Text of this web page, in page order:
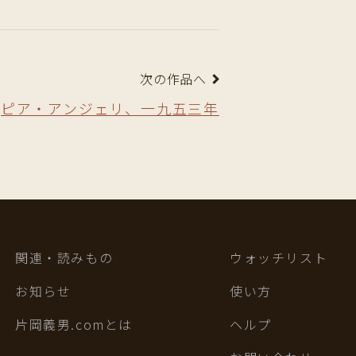
次の作品へ
ピア・アンジェリ、一九五三年
関連・読みもの
お知らせ
片岡義男.comとは
ウォッチリスト
使い方
ヘルプ